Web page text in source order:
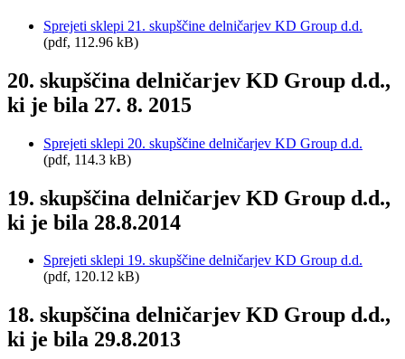
Sprejeti sklepi 21. skupščine delničarjev KD Group d.d.
(pdf, 112.96 kB)
20. skupščina delničarjev KD Group d.d.,
ki je bila 27. 8. 2015
Sprejeti sklepi 20. skupščine delničarjev KD Group d.d.
(pdf, 114.3 kB)
19. skupščina delničarjev KD Group d.d.,
ki je bila 28.8.2014
Sprejeti sklepi 19. skupščine delničarjev KD Group d.d.
(pdf, 120.12 kB)
18. skupščina delničarjev KD Group d.d.,
ki je bila 29.8.2013